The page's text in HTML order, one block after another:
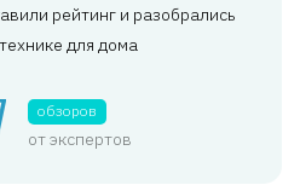
рейтинг и разобрались
для дома
обзоров
от экспертов